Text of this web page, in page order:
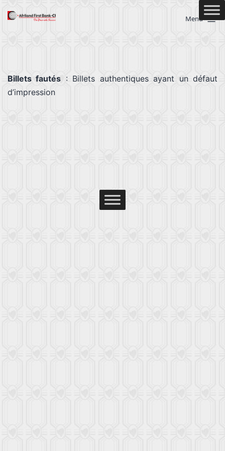
Menu
Billets fautés : Billets authentiques ayant un défaut
d’impression